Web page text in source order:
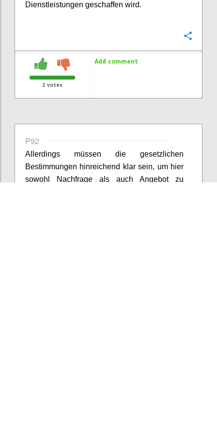
Dienstleistungen geschaffen wird.
2 votes
Add comment
P92
Allerdings müssen die gesetzlichen
Bestimmungen hinreichend klar sein, um hier
sowohl Nachfrage als auch Angebot zu